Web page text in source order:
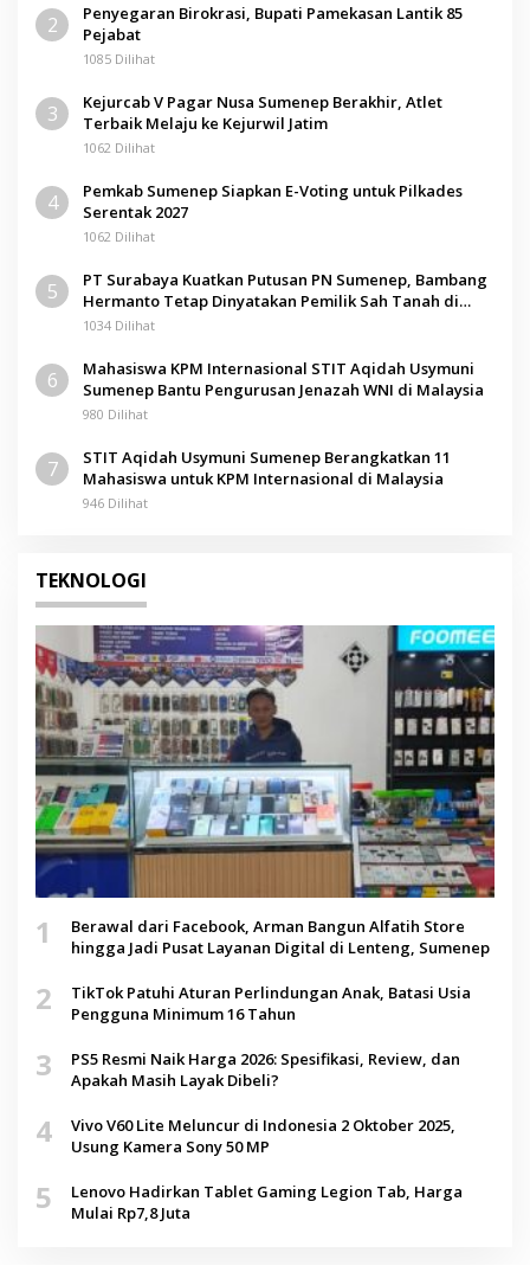
2
Penyegaran Birokrasi, Bupati Pamekasan Lantik 85
Pejabat
1085 Dilihat
3
Kejurcab V Pagar Nusa Sumenep Berakhir, Atlet
Terbaik Melaju ke Kejurwil Jatim
1062 Dilihat
4
Pemkab Sumenep Siapkan E-Voting untuk Pilkades
Serentak 2027
1062 Dilihat
5
PT Surabaya Kuatkan Putusan PN Sumenep, Bambang
Hermanto Tetap Dinyatakan Pemilik Sah Tanah di
Pamolokan
1034 Dilihat
6
Mahasiswa KPM Internasional STIT Aqidah Usymuni
Sumenep Bantu Pengurusan Jenazah WNI di Malaysia
980 Dilihat
7
STIT Aqidah Usymuni Sumenep Berangkatkan 11
Mahasiswa untuk KPM Internasional di Malaysia
946 Dilihat
TEKNOLOGI
1
Berawal dari Facebook, Arman Bangun Alfatih Store
hingga Jadi Pusat Layanan Digital di Lenteng, Sumenep
2
TikTok Patuhi Aturan Perlindungan Anak, Batasi Usia
Pengguna Minimum 16 Tahun
3
PS5 Resmi Naik Harga 2026: Spesifikasi, Review, dan
Apakah Masih Layak Dibeli?
4
Vivo V60 Lite Meluncur di Indonesia 2 Oktober 2025,
Usung Kamera Sony 50 MP
5
Lenovo Hadirkan Tablet Gaming Legion Tab, Harga
Mulai Rp7,8 Juta